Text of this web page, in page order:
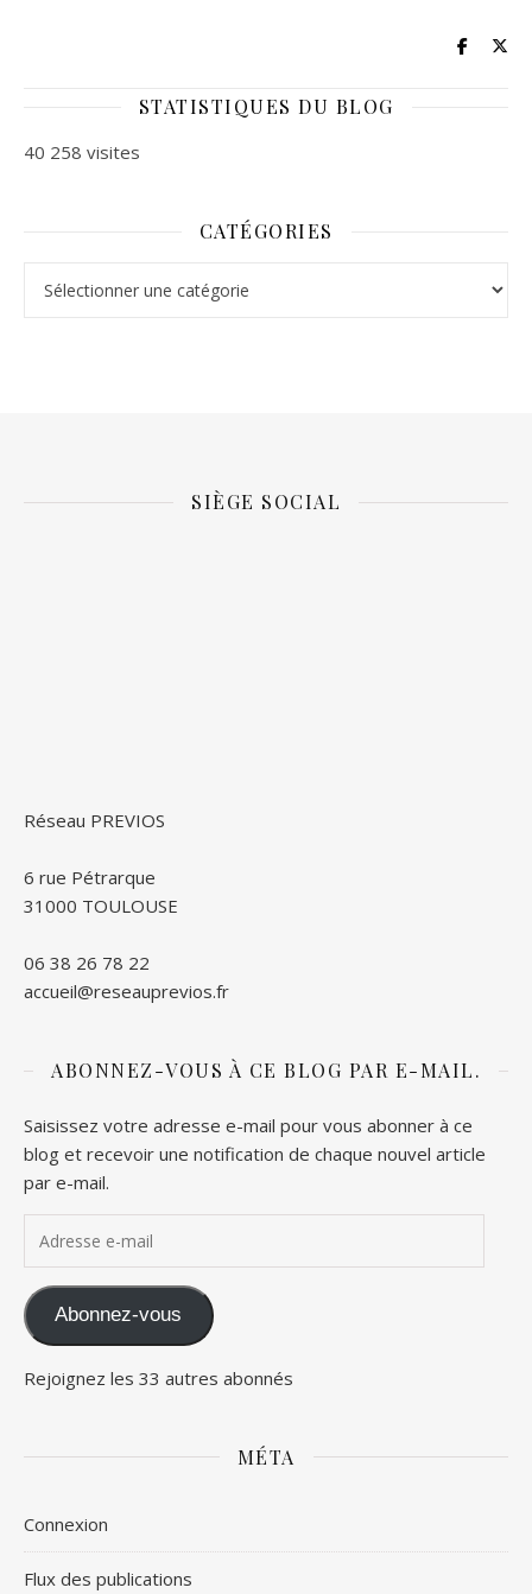
STATISTIQUES DU BLOG
40 258 visites
CATÉGORIES
SIÈGE SOCIAL
Réseau PREVIOS
6 rue Pétrarque
31000 TOULOUSE
06 38 26 78 22
accueil@reseauprevios.fr
ABONNEZ-VOUS À CE BLOG PAR E-MAIL.
Saisissez votre adresse e-mail pour vous abonner à ce
blog et recevoir une notification de chaque nouvel article
par e-mail.
Abonnez-vous
Rejoignez les 33 autres abonnés
MÉTA
Connexion
Flux des publications